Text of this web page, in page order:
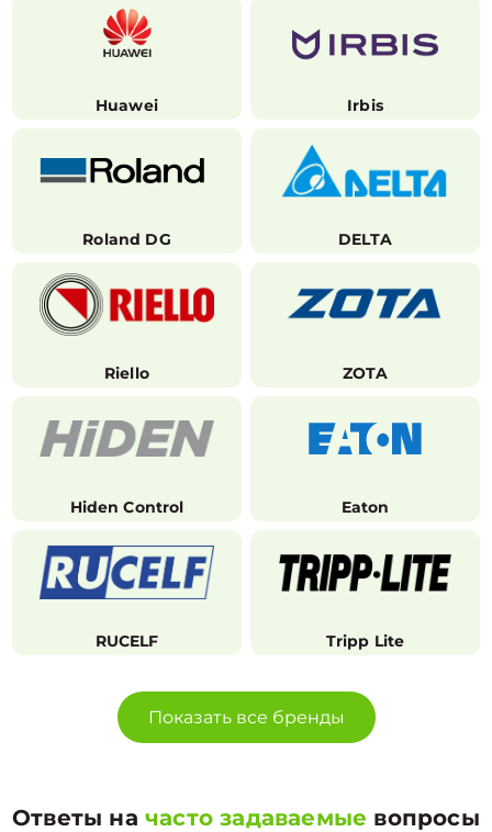
Huawei Irbis
Roland DG DELTA
Riello ZOTA
Hiden Control Eaton
RUCELF Tripp Lite
Показать все бренды
Ответы начасто задаваемые вопросы